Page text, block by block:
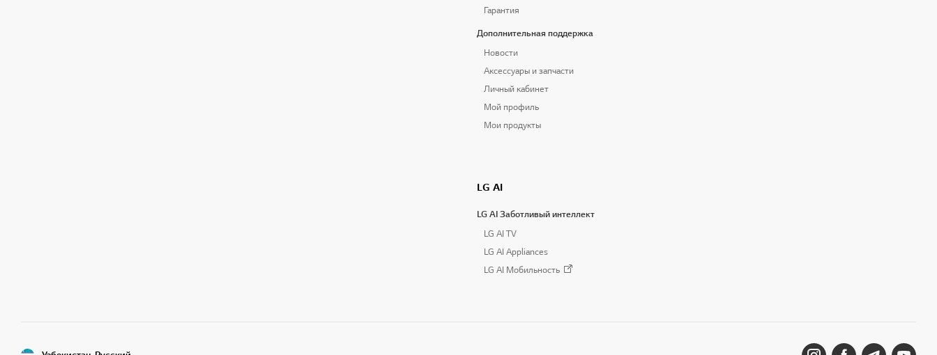
Гарантия
Дополнительная поддержка
Новости
Аксессуары и запчасти
Личный кабинет
Мой профиль
Мои продукты
LG AI
LG AI Заботливый интеллект
LG AI TV
LG AI Appliances
LG AI Мобильность